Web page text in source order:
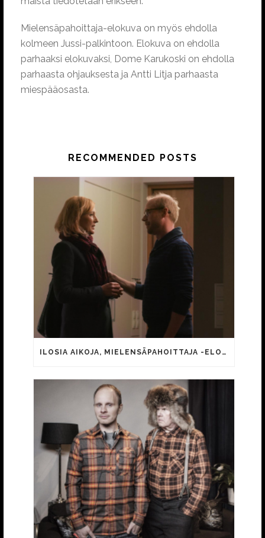
Mielensäpahoittaja-elokuva on myös ehdolla
kolmeen Jussi-palkintoon. Elokuva on ehdolla
parhaaksi elokuvaksi, Dome Karukoski on ehdolla
parhaasta ohjauksesta ja Antti Litja parhaasta
miespääosasta.
RECOMMENDED POSTS
ILOSIA AIKOJA, MIELENSÄPAHOITTAJA -ELOKUVAN MINIÄNÄ JATKAA MARI PERANKOSKI JA POIKANA IIKKA FORSS